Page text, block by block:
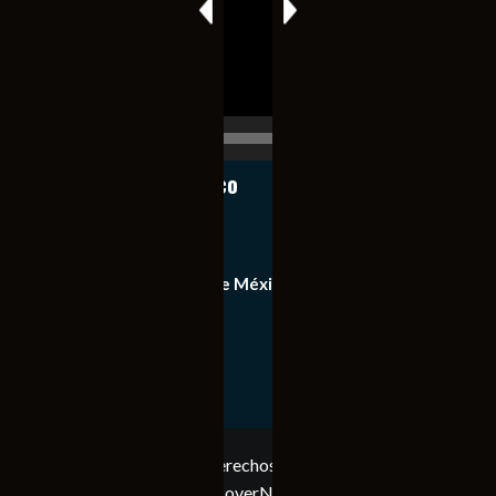
Notiexpress de México
Equipo de Notiexpress de México
Copyright © Todos los derechos reservados. Notiexpress
CoverNews